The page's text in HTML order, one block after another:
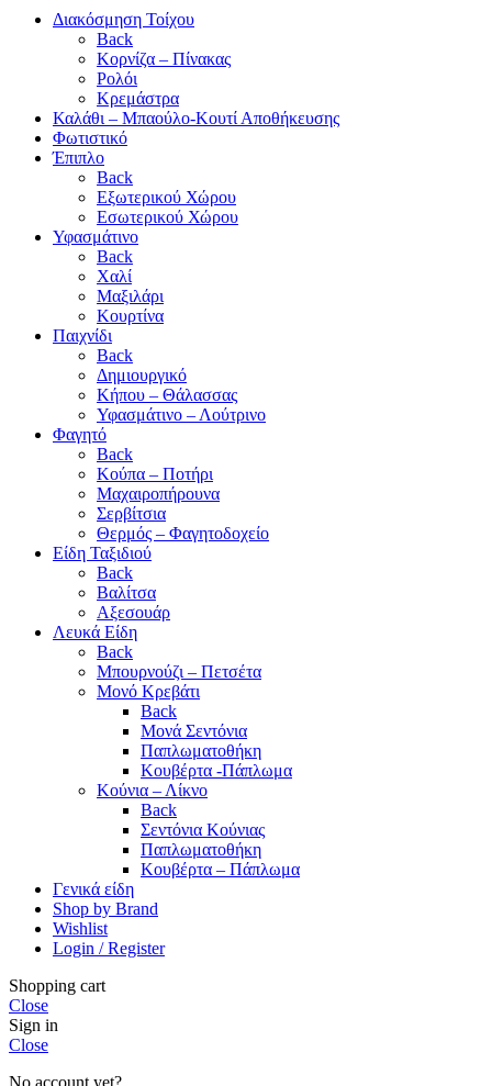
Διακόσμηση Τοίχου
Back
Κορνίζα – Πίνακας
Ρολόι
Κρεμάστρα
Καλάθι – Μπαούλο-Κουτί Αποθήκευσης
Φωτιστικό
Έπιπλο
Back
Εξωτερικού Χώρου
Εσωτερικού Χώρου
Υφασμάτινο
Back
Χαλί
Μαξιλάρι
Κουρτίνα
Παιχνίδι
Back
Δημιουργικό
Κήπου – Θάλασσας
Υφασμάτινο – Λούτρινο
Φαγητό
Back
Κούπα – Ποτήρι
Μαχαιροπήρουνα
Σερβίτσια
Θερμός – Φαγητοδοχείο
Είδη Ταξιδιού
Back
Βαλίτσα
Αξεσουάρ
Λευκά Είδη
Back
Μπουρνούζι – Πετσέτα
Μονό Κρεβάτι
Back
Μονά Σεντόνια
Παπλωματοθήκη
Κουβέρτα -Πάπλωμα
Κούνια – Λίκνο
Back
Σεντόνια Κούνιας
Παπλωματοθήκη
Κουβέρτα – Πάπλωμα
Γενικά είδη
Shop by Brand
Wishlist
Login / Register
Shopping cart
Close
Sign in
Close
No account yet?